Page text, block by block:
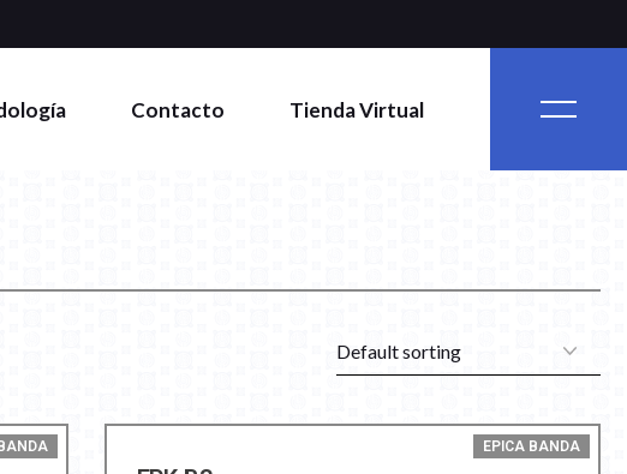
Contacto Tienda Virtual
EPICA BANDA